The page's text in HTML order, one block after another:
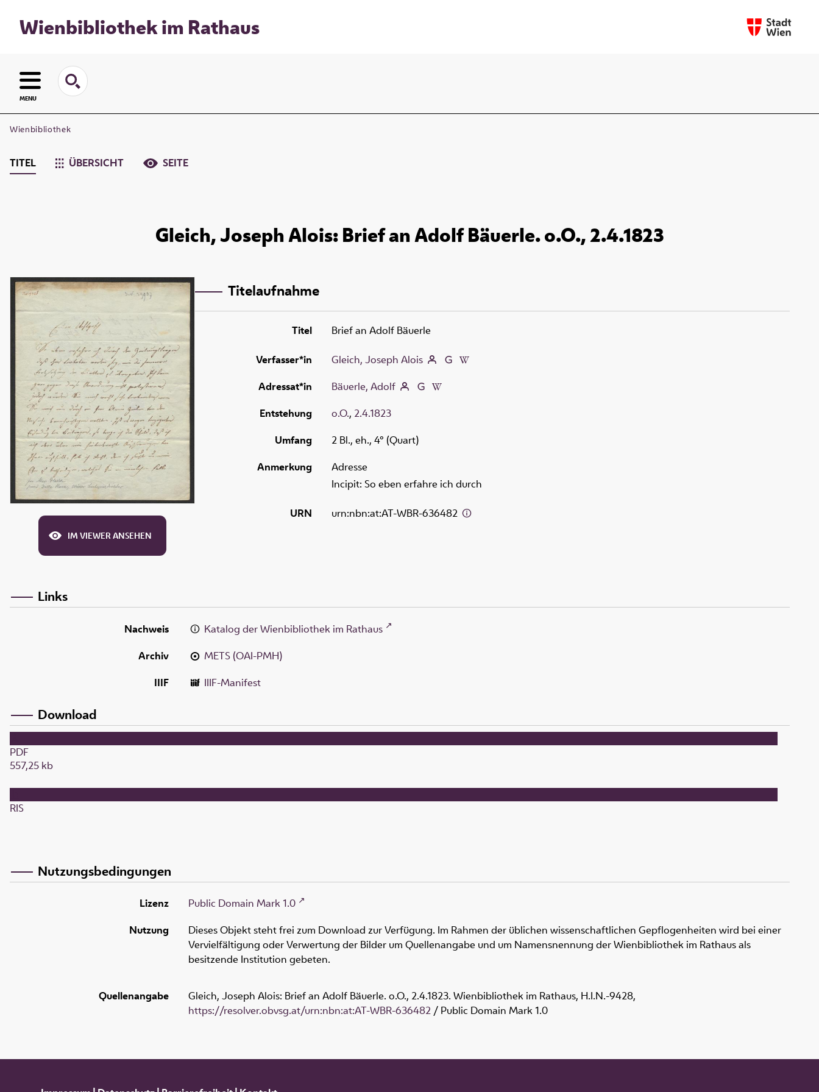
Wienbibliothek im Rathaus
MENU
Wienbibliothek
TITEL ÜBERSICHT SEITE
Gleich, Joseph Alois: Brief an Adolf Bäuerle. o.O., 2.4.1823
IM VIEWER ANSEHEN
Titelaufnahme
Titel Brief an Adolf Bäuerle
Verfasser*in
Gleich, Joseph Alois
Adressat*in
Bäuerle, Adolf
Entstehung
o.O., 2.4.1823
Umfang
2 Bl., eh., 4° (Quart)
Anmerkung
Adresse
Incipit: So eben erfahre ich durch
URN urn:nbn:at:AT-WBR-636482
Links
Nachweis
Katalog der Wienbibliothek im Rathaus
Archiv
METS (OAI-PMH)
IIIF
IIIF-Manifest
Download
PDF
557,25 kb
RIS
Nutzungsbedingungen
Lizenz
Public Domain Mark 1.0
Nutzung
Dieses Objekt steht frei zum Download zur Verfügung. Im Rahmen der üblichen wissenschaftlichen Gepflogenheiten wird bei einer
Vervielfältigung oder Verwertung der Bilder um Quellenangabe und um Namensnennung der Wienbibliothek im Rathaus als
besitzende Institution gebeten.
Quellenangabe Gleich, Joseph Alois: Brief an Adolf Bäuerle. o.O., 2.4.1823. Wienbibliothek im Rathaus, H.I.N.-9428,
https://resolver.obvsg.at/urn:nbn:at:AT-WBR-636482 / Public Domain Mark 1.0